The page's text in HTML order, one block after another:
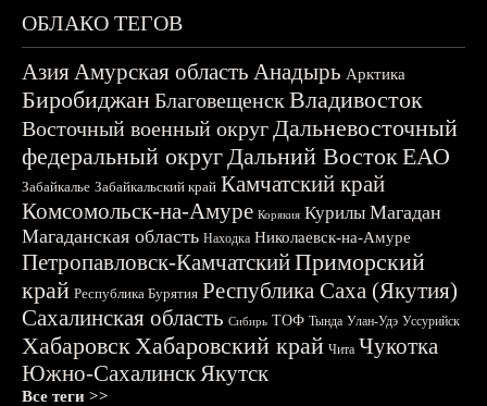
ОБЛАКО ТЕГОВ
АзияАмурская область Анадырь Арктика
БиробиджанБлаговещенскВладивосток
Восточный военный округДальневосточный
федеральный округДальний ВостокЕАО
Забайкалье Забайкальский край Камчатский край
Комсомольск-на-Амуре Корякия Курилы Магадан
Магаданская область Находка Николаевск-на-Амуре
Петропавловск-КамчатскийПриморский
край Республика Бурятия Республика Саха (Якутия)
Сахалинская область Сибирь ТОФ Тында Улан-Удэ Уссурийск
ХабаровскХабаровский край Чита Чукотка
Южно-СахалинскЯкутск
Все теги >>